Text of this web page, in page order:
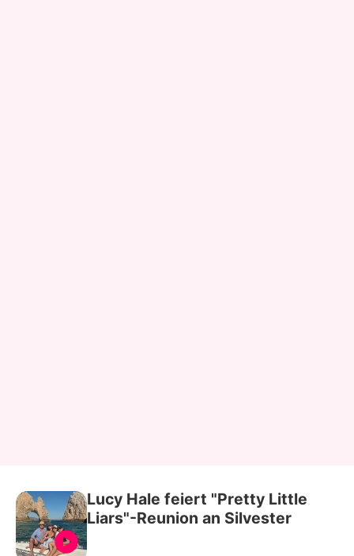
Lucy Hale feiert "Pretty Little
Liars"-Reunion an Silvester